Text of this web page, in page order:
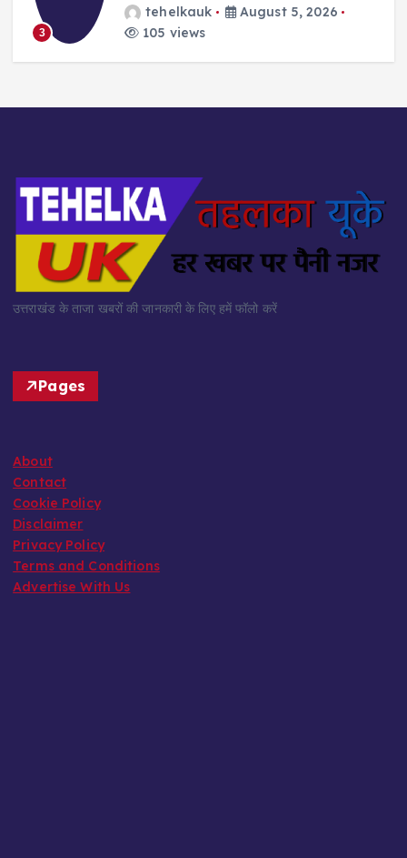
3
tehelkauk
August 5, 2026
105 views
उत्तराखंड के ताजा खबरों की जानकारी के लिए हमें फॉलो करें
Pages
About
Contact
Cookie Policy
Disclaimer
Privacy Policy
Terms and Conditions
Advertise With Us